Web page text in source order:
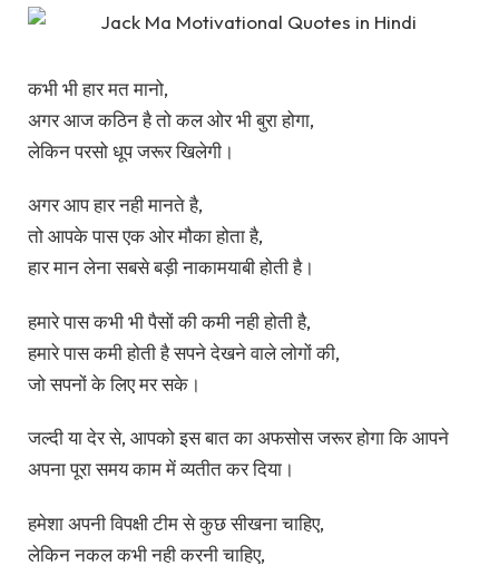
कभी भी हार मत मानो,
अगर आज कठिन है तो कल ओर भी बुरा होगा,
लेकिन परसो धूप जरूर खिलेगी।
अगर आप हार नही मानते है,
तो आपके पास एक ओर मौका होता है,
हार मान लेना सबसे बड़ी नाकामयाबी होती है।
हमारे पास कभी भी पैसों की कमी नही होती है,
हमारे पास कमी होती है सपने देखने वाले लोगों की,
जो सपनों के लिए मर सके।
जल्दी या देर से, आपको इस बात का अफसोस जरूर होगा कि आपने
अपना पूरा समय काम में व्यतीत कर दिया।
हमेशा अपनी विपक्षी टीम से कुछ सीखना चाहिए,
लेकिन नकल कभी नही करनी चाहिए,